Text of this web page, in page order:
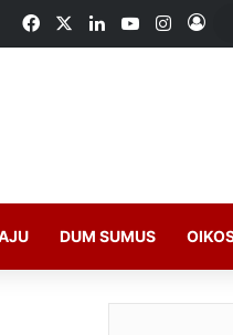
FacebookLinkedInYouTube
DUM SUMUS